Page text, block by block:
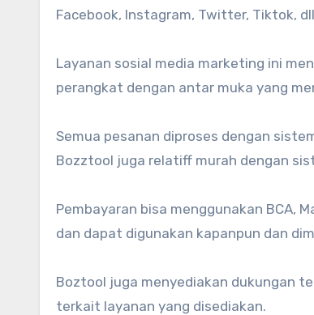
Facebook, Instagram, Twitter, Tiktok,
Layanan sosial media marketing ini
perangkat dengan antar muka yang
Semua pesanan diproses dengan
Bozztool juga relatiff murah dengan
Pembayaran bisa menggunakan BCA,
dan dapat digunakan kapanpun dan
Boztool juga menyediakan dukungan
terkait layanan yang disediakan.